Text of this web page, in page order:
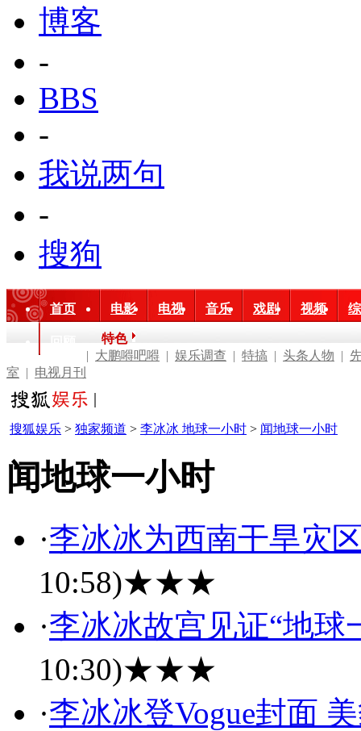
博客
-
BBS
-
我说两句
-
搜狗
首页 电影 电视 音乐 戏剧 视频
特色
| 大鹏嘚吧嘚 | 娱乐调查 | 特搞 | 头条人物 |
室 | 电视月刊
搜狐娱乐 > 独家频道 > 李冰冰 地球一小时 > 闻地球一小时
闻地球一小时
·李冰冰为西南干旱灾
10:58)★★★
·李冰冰故宫见证“地球
10:30)★★★
·李冰冰登Vogue封面